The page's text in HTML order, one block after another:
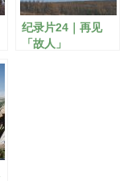
纪录片24｜再见
「故人」